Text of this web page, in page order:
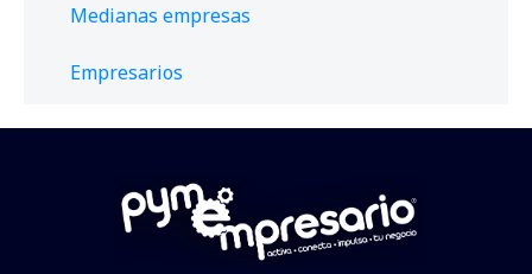
Medianas empresas
Empresarios